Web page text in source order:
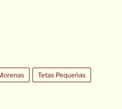
Tetas Pequeñas